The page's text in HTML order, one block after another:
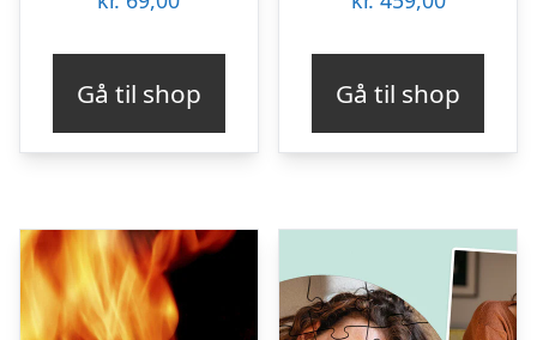
Gå til shop Gå til shop